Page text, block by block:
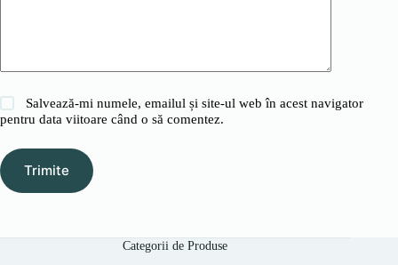
Salvează-mi numele, emailul și site-ul web în acest navigator
pentru data viitoare când o să comentez.
Trimite
Categorii de Produse